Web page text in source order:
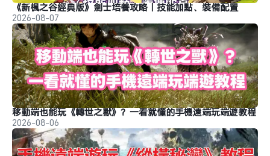
《新楓之谷經典版》劍士培養攻略｜技能加點、裝備配置
2026-08-07
移動端也能玩《轉世之獸》？一看就懂的手機遠端玩端遊教程
2026-08-06